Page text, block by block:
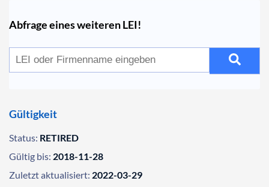
Abfrage eines weiteren LEI!
Gültigkeit
Status: RETIRED
Gültig bis: 2018-11-28
Zuletzt aktualisiert: 2022-03-29